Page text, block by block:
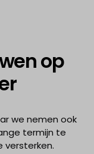
op
we nemen ook
termijn te
versterken.